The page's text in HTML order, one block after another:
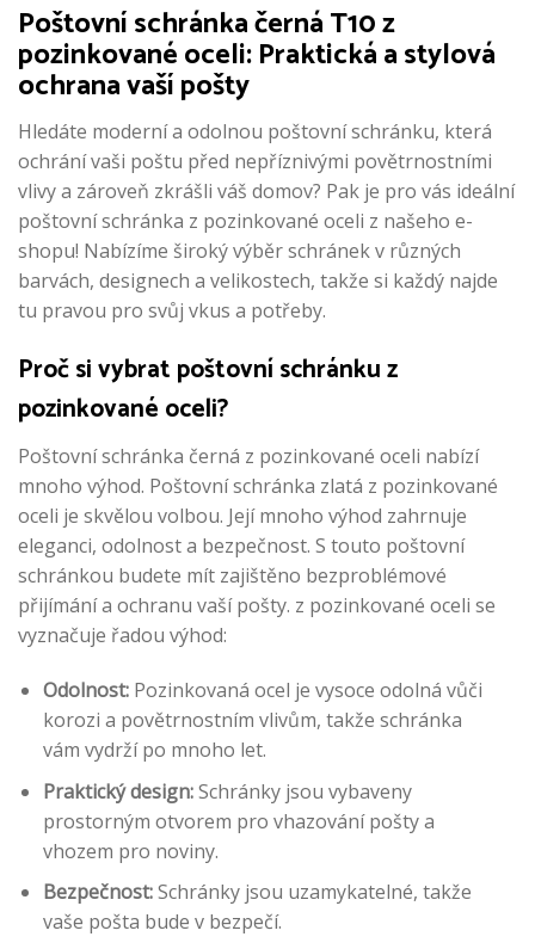
Poštovní schránka černá T10 z
pozinkované oceli: Praktická a stylová
ochrana vaší pošty
Hledáte moderní a odolnou poštovní schránku, která
ochrání vaši poštu před nepříznivými povětrnostními
vlivy a zároveň zkrášli váš domov? Pak je pro vás ideální
poštovní schránka z pozinkované oceli z našeho e-
shopu! Nabízíme široký výběr schránek v různých
barvách, designech a velikostech, takže si každý najde
tu pravou pro svůj vkus a potřeby.
Proč si vybrat poštovní schránku z
pozinkované oceli?
Poštovní schránka černá z pozinkované oceli nabízí
mnoho výhod. Poštovní schránka zlatá z pozinkované
oceli je skvělou volbou. Její mnoho výhod zahrnuje
eleganci, odolnost a bezpečnost. S touto poštovní
schránkou budete mít zajištěno bezproblémové
přijímání a ochranu vaší pošty. z pozinkované oceli se
vyznačuje řadou výhod:
Odolnost:Pozinkovaná ocel je vysoce odolná vůči
korozi a povětrnostním vlivům, takže schránka
vám vydrží po mnoho let.
Praktický design:Schránky jsou vybaveny
prostorným otvorem pro vhazování pošty a
vhozem pro noviny.
Bezpečnost:Schránky jsou uzamykatelné, takže
vaše pošta bude v bezpečí.